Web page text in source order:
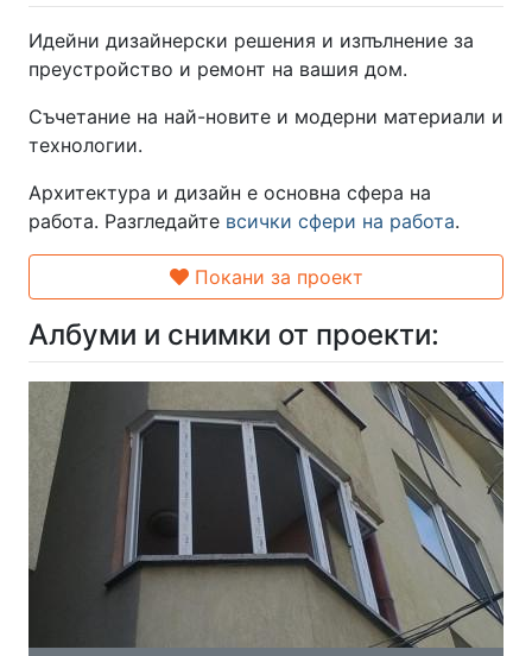
Идейни дизайнерски решения и изпълнение за
преустройство и ремонт на вашия дом.
Съчетание на най-новите и модерни материали и
технологии.
Архитектура и дизайн е основна сфера на
работа. Разгледайте всички сфери на работа.
Покани за проект
Албуми и снимки от проекти: